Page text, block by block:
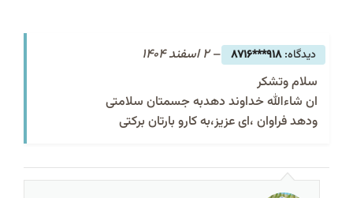
918***8716
– 2 اسفند 1404
سلام وتشکر
ان شاءالله خداوند دهدبه جسمتان سلامتی
ودهد فراوان ،ای عزیز،به کارو بارتان برکتی